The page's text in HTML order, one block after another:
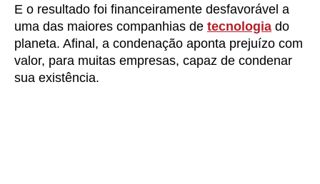
E o resultado foi financeiramente desfavorável a
uma das maiores companhias de tecnologia do
planeta. Afinal, a condenação aponta prejuízo com
valor, para muitas empresas, capaz de condenar
sua existência.